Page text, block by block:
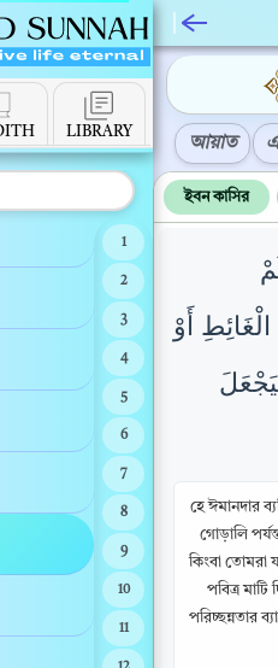
LIBRARY
1
2
3
4
5
6
7
8
9
10
11
আয়াত
ইবন কাসির
أَوْ
হে ঈমানদার
গোড়ালি
কিংবা তোমরা
পবিত্র
পরিচ্ছন্নতার